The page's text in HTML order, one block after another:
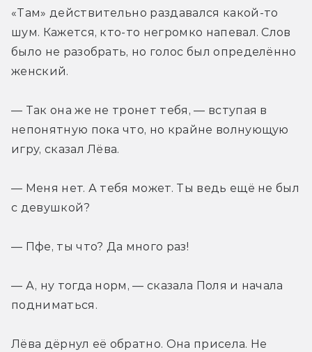
«Там» действительно раздавался какой-то
шум. Кажется, кто-то негромко напевал. Слов
было не разобрать, но голос был определённо
женский.
— Так она же не тронет тебя, — вступая в
непонятную пока что, но крайне волнующую
игру, сказал Лёва.
— Меня нет. А тебя может. Ты ведь ещё не был
с девушкой?
— Пфе, ты что? Да много раз!
— А, ну тогда норм, — сказала Поля и начала
подниматься.
Лёва дёрнул её обратно. Она присела. Не